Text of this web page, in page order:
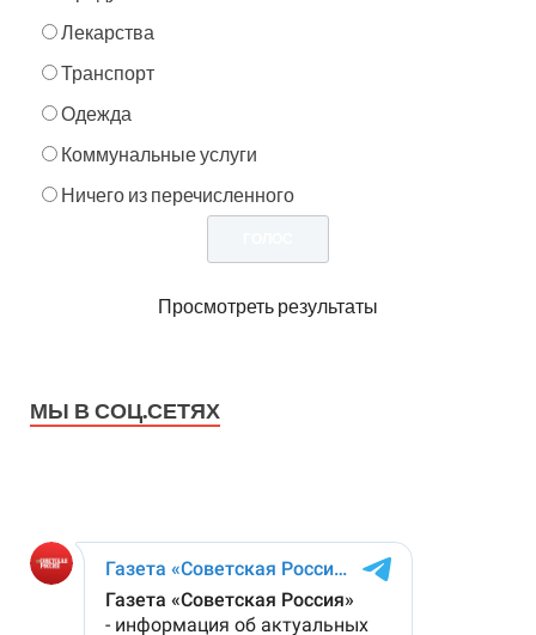
Лекарства
Транспорт
Одежда
Коммунальные услуги
Ничего из перечисленного
Просмотреть результаты
МЫ В СОЦ.СЕТЯХ